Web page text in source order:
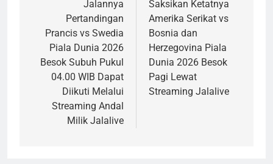
navigationJalannya
Pertandingan
Prancis vs Swedia
Piala Dunia 2026
Besok Subuh Pukul
04.00 WIB Dapat
Diikuti Melalui
Streaming Andal
Milik Jalalive
Saksikan Ketatnya
Amerika Serikat vs
Bosnia dan
Herzegovina Piala
Dunia 2026 Besok
Pagi Lewat
Streaming Jalalive